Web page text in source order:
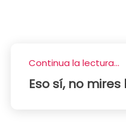
Continua la lectura...
Eso sí, no